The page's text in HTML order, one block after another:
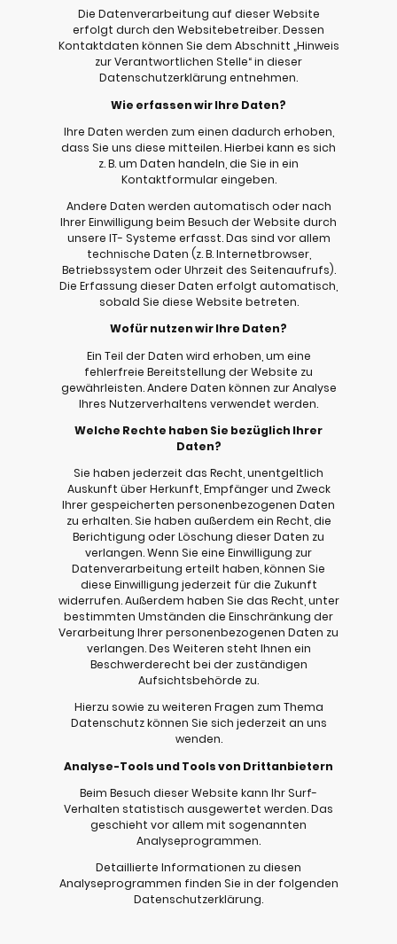
Die Datenverarbeitung auf dieser Website
erfolgt durch den Websitebetreiber. Dessen
Kontaktdaten können Sie dem Abschnitt „Hinweis
zur Verantwortlichen Stelle“ in dieser
Datenschutzerklärung entnehmen.
Wie erfassen wir Ihre Daten?
Ihre Daten werden zum einen dadurch erhoben,
dass Sie uns diese mitteilen. Hierbei kann es sich
z. B. um Daten handeln, die Sie in ein
Kontaktformular eingeben.
Andere Daten werden automatisch oder nach
Ihrer Einwilligung beim Besuch der Website durch
unsere IT- Systeme erfasst. Das sind vor allem
technische Daten (z. B. Internetbrowser,
Betriebssystem oder Uhrzeit des Seitenaufrufs).
Die Erfassung dieser Daten erfolgt automatisch,
sobald Sie diese Website betreten.
Wofür nutzen wir Ihre Daten?
Ein Teil der Daten wird erhoben, um eine
fehlerfreie Bereitstellung der Website zu
gewährleisten. Andere Daten können zur Analyse
Ihres Nutzerverhaltens verwendet werden.
Welche Rechte haben Sie bezüglich Ihrer
Daten?
Sie haben jederzeit das Recht, unentgeltlich
Auskunft über Herkunft, Empfänger und Zweck
Ihrer gespeicherten personenbezogenen Daten
zu erhalten. Sie haben außerdem ein Recht, die
Berichtigung oder Löschung dieser Daten zu
verlangen. Wenn Sie eine Einwilligung zur
Datenverarbeitung erteilt haben, können Sie
diese Einwilligung jederzeit für die Zukunft
widerrufen. Außerdem haben Sie das Recht, unter
bestimmten Umständen die Einschränkung der
Verarbeitung Ihrer personenbezogenen Daten zu
verlangen. Des Weiteren steht Ihnen ein
Beschwerderecht bei der zuständigen
Aufsichtsbehörde zu.
Hierzu sowie zu weiteren Fragen zum Thema
Datenschutz können Sie sich jederzeit an uns
wenden.
Analyse-Tools und Tools von Drittanbietern
Beim Besuch dieser Website kann Ihr Surf-
Verhalten statistisch ausgewertet werden. Das
geschieht vor allem mit sogenannten
Analyseprogrammen.
Detaillierte Informationen zu diesen
Analyseprogrammen finden Sie in der folgenden
Datenschutzerklärung.